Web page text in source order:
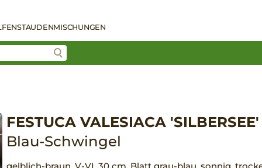
STAUDENMISCHUNGEN
FESTUCA VALESIACA 'SILBERSEE'
Blau-Schwingel